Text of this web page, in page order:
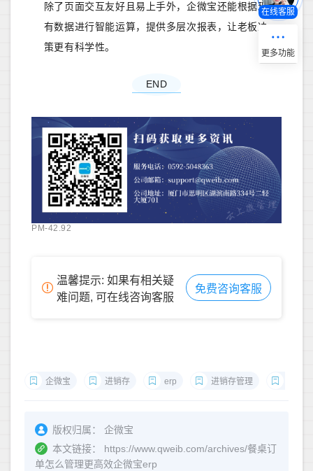
除了页面交互友好且易上手外，企微宝还能根据现
有数据进行智能运算，提供多层次报表，让老板决
策更有科学性。
END
PM-42.92
温馨提示: 如果有相关疑
难问题, 可在线咨询客服
免费咨询客服
企微宝 进销存 erp 进销存管理
版权归属：
企微宝
本文链接：
https://www.qweib.com/archives/餐桌订
单怎么管理更高效企微宝erp
在线客服